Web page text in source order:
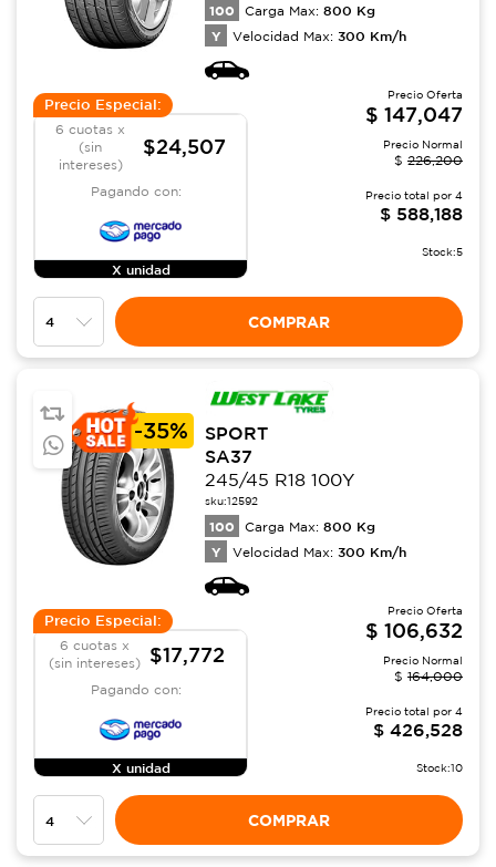
100 Carga Max: 800 Kg
Y Velocidad Max: 300 Km/h
Precio Especial:
6 cuotas x
(sin
intereses)
$24,507
Pagando con:
X unidad
Precio Oferta
$ 147,047
Precio Normal
$ 226,200
Precio total por 4
$ 588,188
Stock:5
COMPRAR
-35%
SPORT
SA37
245/45 R18 100Y
sku:12592
100 Carga Max: 800 Kg
Y Velocidad Max: 300 Km/h
Precio Especial:
6 cuotas x
(sin intereses)
$17,772
Pagando con:
X unidad
Precio Oferta
$ 106,632
Precio Normal
$ 164,000
Precio total por 4
$ 426,528
Stock:10
COMPRAR